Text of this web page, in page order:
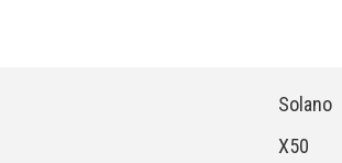
Solano
X50